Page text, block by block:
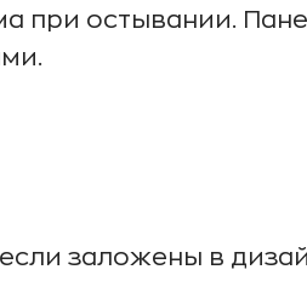
при остывании.
заложены в